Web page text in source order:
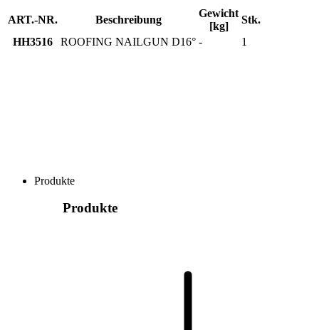
ART.-NR. Beschreibung
Gewicht
[kg]
Stk.
HH3516
ROOFING NAILGUN D16° - 1
Produkte
Produkte